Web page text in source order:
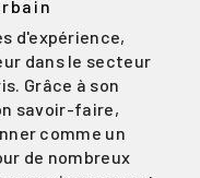
d'expérience,
dans le secteur
Grâce à son
savoir-faire,
comme un
de nombreux